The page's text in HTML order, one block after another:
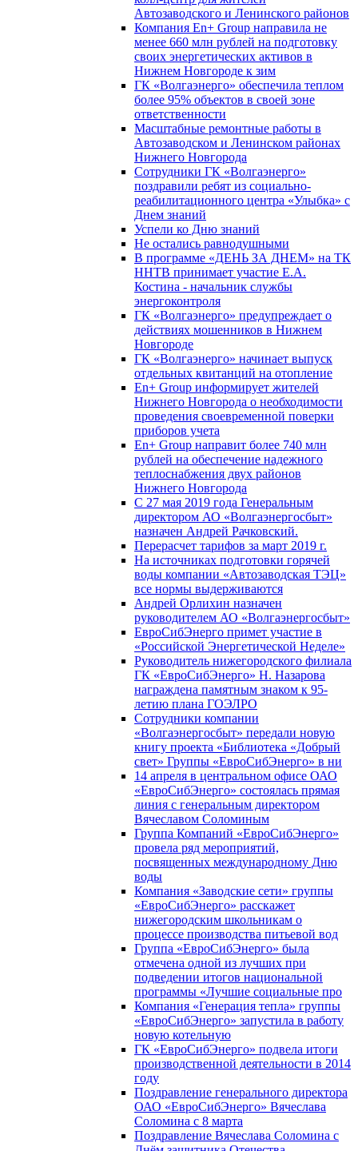
Автозаводского и Ленинского районов
Компания En+ Group направила не
менее 660 млн рублей на подготовку
своих энергетических активов в
Нижнем Новгороде к зим
ГК «Волгаэнерго» обеспечила теплом
более 95% объектов в своей зоне
ответственности
Масштабные ремонтные работы в
Автозаводском и Ленинском районах
Нижнего Новгорода
Сотрудники ГК «Волгаэнерго»
поздравили ребят из социально-
реабилитационного центра «Улыбка» с
Днем знаний
Успели ко Дню знаний
Не остались равнодушными
В программе «ДЕНЬ ЗА ДНЕМ» на ТК
ННТВ принимает участие Е.А.
Костина - начальник службы
энергоконтроля
ГК «Волгаэнерго» предупреждает о
действиях мошенников в Нижнем
Новгороде
ГК «Волгаэнерго» начинает выпуск
отдельных квитанций на отопление
En+ Group информирует жителей
Нижнего Новгорода о необходимости
проведения своевременной поверки
приборов учета
En+ Group направит более 740 млн
рублей на обеспечение надежного
теплоснабжения двух районов
Нижнего Новгорода
С 27 мая 2019 года Генеральным
директором АО «Волгаэнергосбыт»
назначен Андрей Рачковский.
Перерасчет тарифов за март 2019 г.
На источниках подготовки горячей
воды компании «Автозаводская ТЭЦ»
все нормы выдерживаются
Андрей Орлихин назначен
руководителем АО «Волгаэнергосбыт»
ЕвроСибЭнерго примет участие в
«Российской Энергетической Неделе»
Руководитель нижегородского филиала
ГК «ЕвроСибЭнерго» Н. Назарова
награждена памятным знаком к 95-
летию плана ГОЭЛРО
Сотрудники компании
«Волгаэнергосбыт» передали новую
книгу проекта «Библиотека «Добрый
свет» Группы «ЕвроСибЭнерго» в ни
14 апреля в центральном офисе ОАО
«ЕвроСибЭнерго» состоялась прямая
линия с генеральным директором
Вячеславом Соломиным
Группа Компаний «ЕвроСибЭнерго»
провела ряд мероприятий,
посвященных международному Дню
воды
Компания «Заводские сети» группы
«ЕвроСибЭнерго» расскажет
нижегородским школьникам о
процессе производства питьевой вод
Группа «ЕвроСибЭнерго» была
отмечена одной из лучших при
подведении итогов национальной
программы «Лучшие социальные про
Компания «Генерация тепла» группы
«ЕвроСибЭнерго» запустила в работу
новую котельную
ГК «ЕвроСибЭнерго» подвела итоги
производственной деятельности в 2014
году
Поздравление генерального директора
ОАО «ЕвроСибЭнерго» Вячеслава
Соломина с 8 марта
Поздравление Вячеслава Соломина с